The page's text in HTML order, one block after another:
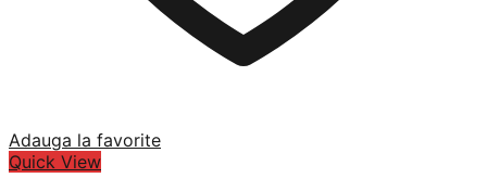
Adauga la favorite
Quick View